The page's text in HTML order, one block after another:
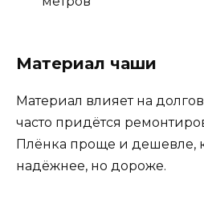
Материал чаши
Материал влияет на
часто придётся
Плёнка проще и дешевле,
надёжнее, но дороже.